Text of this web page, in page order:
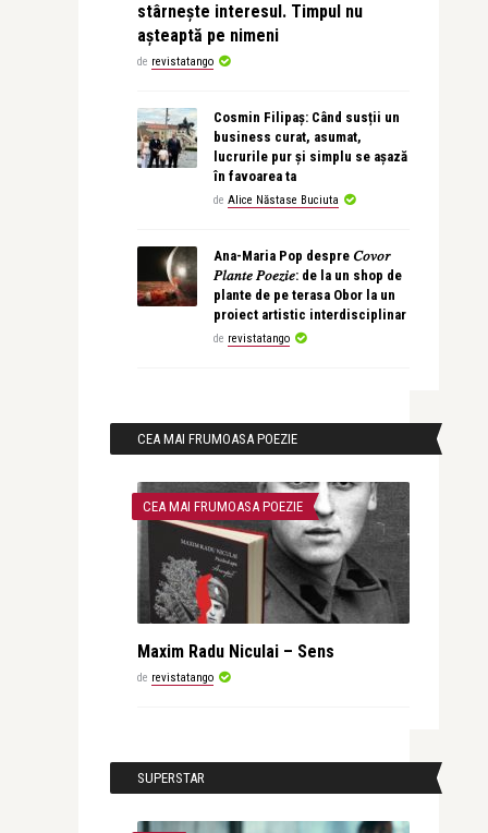
stârnește interesul. Timpul nu
așteaptă pe nimeni
de revistatango
Cosmin Filipaș: Când susții un
business curat, asumat,
lucrurile pur și simplu se așază
în favoarea ta
de Alice Năstase Buciuta
Ana-Maria Pop despre 𝐶𝑜𝑣𝑜𝑟
𝑃𝑙𝑎𝑛𝑡𝑒 𝑃𝑜𝑒𝑧𝑖𝑒: de la un shop de
plante de pe terasa Obor la un
proiect artistic interdisciplinar
de revistatango
CEA MAI FRUMOASA POEZIE
CEA MAI FRUMOASA POEZIE
Maxim Radu Niculai – Sens
de revistatango
SUPERSTAR